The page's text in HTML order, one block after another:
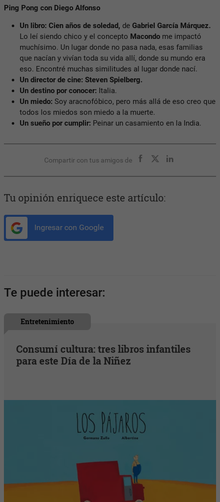
Ping Pong con Diego Alfonso
Un libro: Cien años de soledad, de Gabriel García Márquez.
Lo leí siendo chico y el concepto Macondo me impactó
muchísimo. Un lugar donde no pasa nada, esas familias
que nacían y vivían toda su vida allí, donde su mundo era
eso. Encontré muchas similitudes al lugar donde nací.
Un director de cine: Steven Spielberg.
Un destino por conocer: Italia.
Un miedo: Soy aracnofóbico, pero más allá de eso creo que
todos los miedos son miedo a la muerte.
Un sueño por cumplir: Peinar un casamiento en la India.
Compartir con tus amigos de
Tu opinión enriquece este artículo:
Ingresar con Google
Te puede interesar:
Entretenimiento
Consumí cultura: tres libros infantiles
para este Día de la Niñez